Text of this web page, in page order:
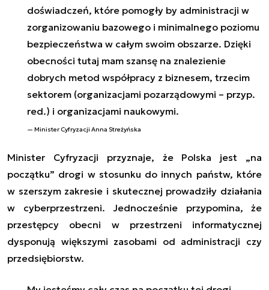
doświadczeń, które pomogły by administracji w
zorganizowaniu bazowego i minimalnego poziomu
bezpieczeństwa w całym swoim obszarze. Dzięki
obecności tutaj mam szansę na znalezienie
dobrych metod współpracy z biznesem, trzecim
sektorem (organizacjami pozarządowymi – przyp.
red.) i organizacjami naukowymi.
Minister Cyfryzacji Anna Streżyńska
Minister Cyfryzacji przyznaje, że Polska jest „na
początku” drogi w stosunku do innych państw, które
w szerszym zakresie i skutecznej prowadziły działania
w cyberprzestrzeni. Jednocześnie przypomina, że
przestępcy obecni w przestrzeni informatycznej
dysponują większymi zasobami od administracji czy
przedsiębiorstw.